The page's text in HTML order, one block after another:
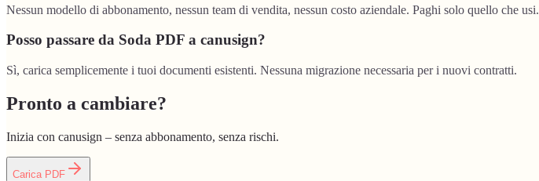
Nessun modello di abbonamento, nessun team di vendita, nessun costo aziendale. Paghi solo quello che usi.
Posso passare da Soda PDF a canusign?
Sì, carica semplicemente i tuoi documenti esistenti. Nessuna migrazione necessaria per i nuovi contratti.
Pronto a cambiare?
Inizia con canusign – senza abbonamento, senza rischi.
Carica PDF